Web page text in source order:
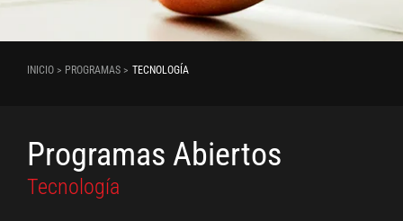
INICIO > PROGRAMAS > TECNOLOGÍA
Programas Abiertos
Tecnología